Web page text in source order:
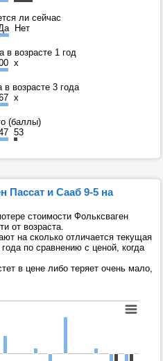
ли сейчас
Нет
в возрасте 1 год
x
возрасте 3 года
x
(баллы)
53
Пассат и Сааб 9-5 на
стоимости Фольксваген
от возраста.
на сколько отличается текущая
по сравнению с ценой, когда
в цене либо теряет очень мало,